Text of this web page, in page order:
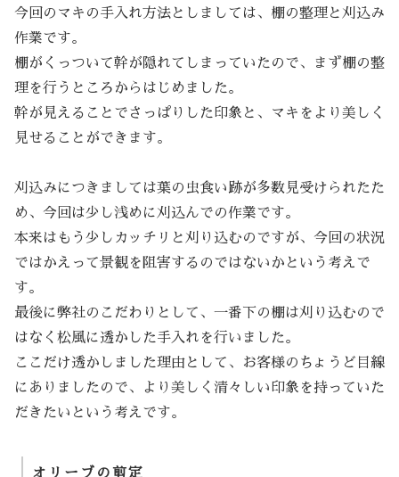
今回のマキの手入れ方法としましては、棚の整理と刈込み
作業です。
棚がくっついて幹が隠れてしまっていたので、まず棚の整
理を行うところからはじめました。
幹が見えることでさっぱりした印象と、マキをより美しく
見せることができます。
刈込みにつきましては葉の虫食い跡が多数見受けられたた
め、今回は少し浅めに刈込んでの作業です。
本来はもう少しカッチリと刈り込むのですが、今回の状況
ではかえって景観を阻害するのではないかという考えで
す。
最後に弊社のこだわりとして、一番下の棚は刈り込むので
はなく松風に透かした手入れを行いました。
ここだけ透かしました理由として、お客様のちょうど目線
にありましたので、より美しく清々しい印象を持っていた
だきたいという考えです。
オリーブの剪定